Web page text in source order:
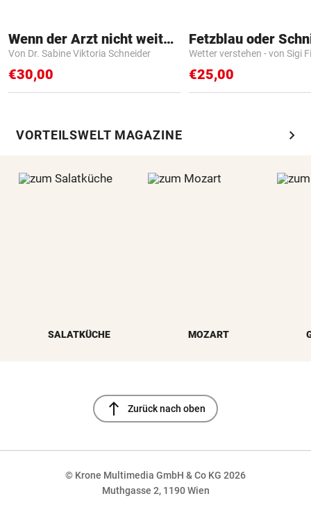
Wenn der Arzt nicht weiter weiß
Von Dr. Sabine Viktoria Schneider
€30,00
Fetzblau oder
Wetter verstehen - von Sigi
€25,00
VORTEILSWELT MAGAZINE chevron_right
SALATKÜCHE MOZART
north Zurück nach oben
© Krone Multimedia GmbH & Co KG 2026
Muthgasse 2, 1190 Wien